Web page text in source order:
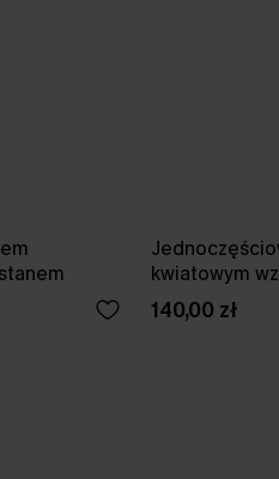
kwiatowym
140,00 zł